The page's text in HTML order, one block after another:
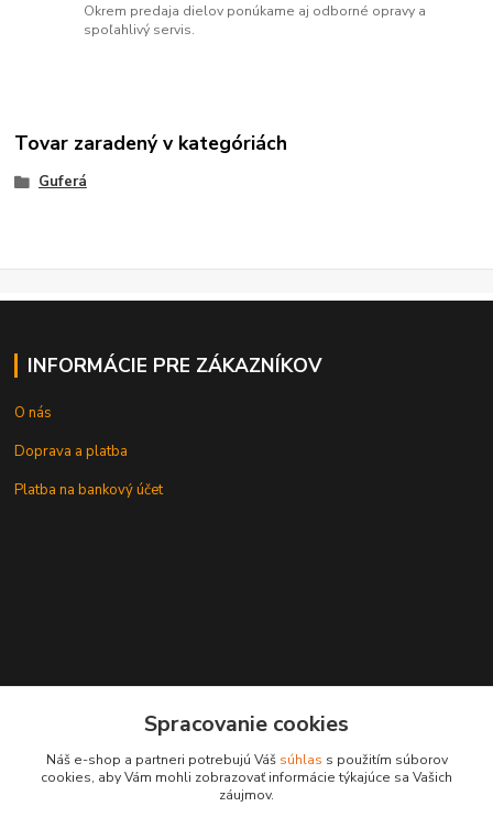
Okrem predaja dielov ponúkame aj odborné opravy a
spoľahlivý servis.
Tovar zaradený v kategóriách
Guferá
INFORMÁCIE PRE ZÁKAZNÍKOV
O nás
Doprava a platba
Platba na bankový účet
leksunsro@gmail.com
Spracovanie cookies
Náš e-shop a partneri potrebujú Váš súhlas s použitím súborov
cookies, aby Vám mohli zobrazovať informácie týkajúce sa Vašich
záujmov.